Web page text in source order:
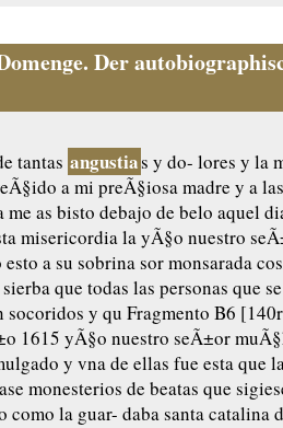
Der
tantas angustias y do- lores y la
a mi preÃ§iosa madre y a
me as bisto debajo de belo aquel
misericordia la yÃ§o nuestro
a su sobrina sor monsarada
que todas las personas que
socoridos y qu Fragmento B6
1615 yÃ§o nuestro seÃ±or
y vna de ellas fue esta que
monesterios de beatas que
como la guar- daba santa catalina